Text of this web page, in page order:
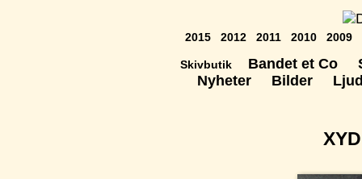
2015 2012 2011 2010 2009
Skivbutik Bandet et Co
Nyheter
Bilder